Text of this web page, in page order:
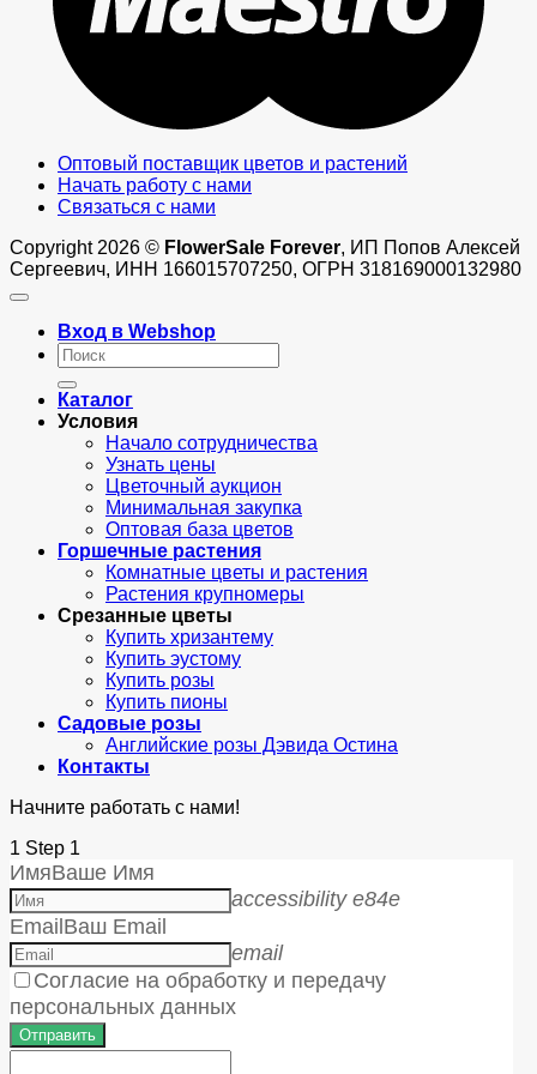
Оптовый поставщик цветов и растений
Начать работу с нами
Связаться с нами
Copyright 2026 © FlowerSale Forever, ИП Попов Алексей
Сергеевич, ИНН 166015707250, ОГРН 318169000132980
Вход в Webshop
Искать:
Каталог
Условия
Начало сотрудничества
Узнать цены
Цветочный аукцион
Минимальная закупка
Оптовая база цветов
Горшечные растения
Комнатные цветы и растения
Растения крупномеры
Срезанные цветы
Купить хризантему
Купить эустому
Купить розы
Купить пионы
Садовые розы
Английские розы Дэвида Остина
Контакты
Начните работать с нами!
1 Step 1
ИмяВаше Имя
accessibility e84e
EmailВаш Email
email
Согласие на обработку и передачу
персональных данных
Отправить